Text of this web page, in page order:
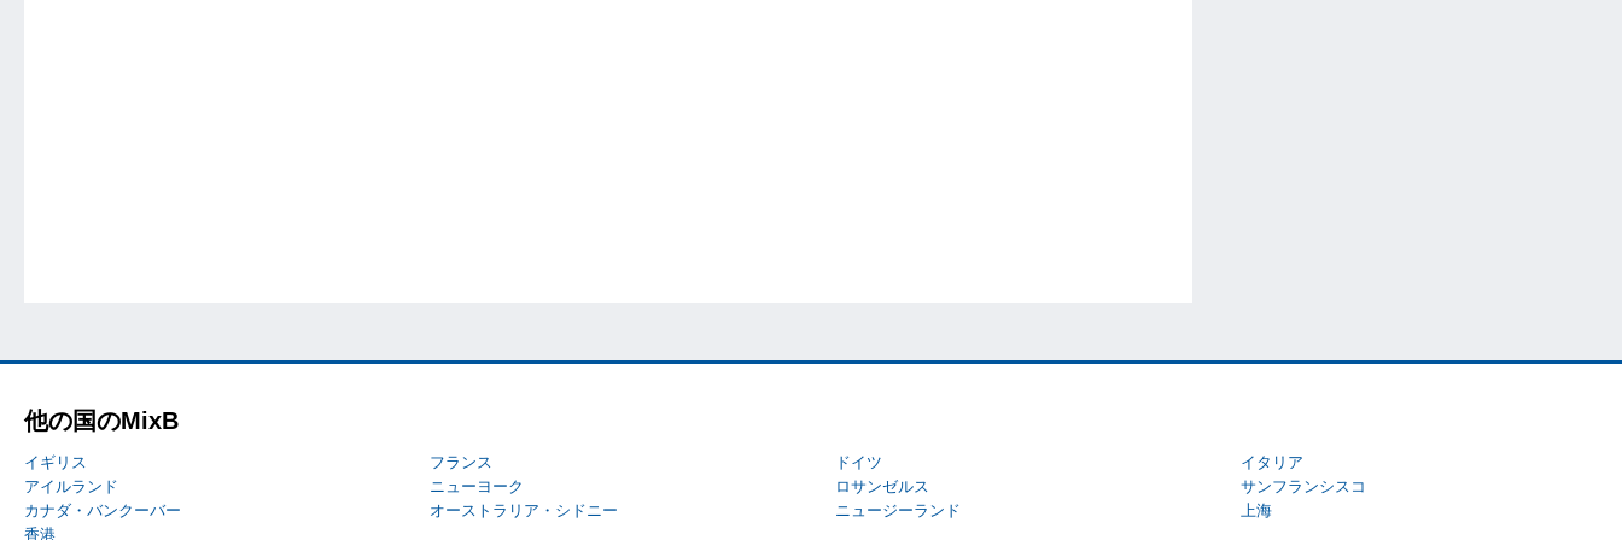
他の国のMixB
イギリス フランス ドイツ
イタリア
アイルランド
ニューヨーク ロサンゼルス
サンフランシスコ
カナダ・バンクーバー
オーストラリア・シドニー ニュージーランド
上海
香港